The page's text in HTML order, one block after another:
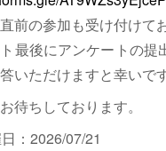
前の参加も受け付けて
最後にアンケートの提
いただけますと幸いです
待ちしております。
：2026/07/21